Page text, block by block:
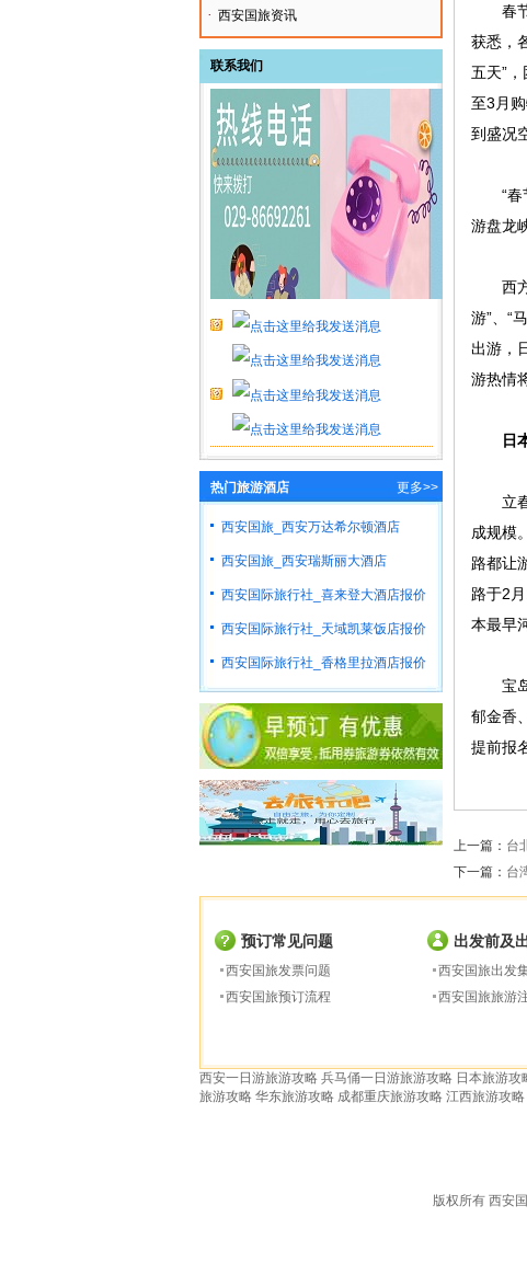
· 西安国旅资讯
联系我们
热门旅游酒店 更多>>
西安国旅_西安万达希尔顿酒店
西安国旅_西安瑞斯丽大酒店
西安国际旅行社_喜来登大酒店报价
西安国际旅行社_天域凯莱饭店报价
西安国际旅行社_香格里拉酒店报价
春节
获悉，
五天”
至3月
到盛况
“春节
游盘龙
西方
游”、“
出游，
游热情
日本
立春
成规模
路都让
路于2
本最早
宝岛
郁金香
提前报
上一篇： 台
下一篇： 台
预订常见问题
西安国旅发票问题
西安国旅预订流程
出发前及
西安国旅出发
西安国旅旅游
西安一日游旅游攻略 兵马俑一日游旅游攻略 日本旅游攻
旅游攻略 华东旅游攻略 成都重庆旅游攻略 江西旅游攻略
版权所有 西安